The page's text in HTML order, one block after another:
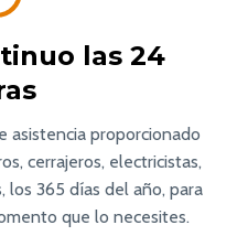
las 24
asistencia proporcionado
cerrajeros, electricistas,
los 365 días del año, para
que lo necesites.